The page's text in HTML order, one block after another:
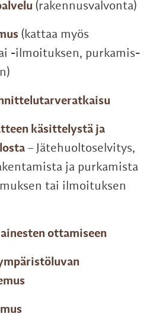
(rakennusvalvonta)
(kattaa myös
-ilmoituksen, purkamis-
käsittelystä ja
– Jätehuoltoselvitys,
ja purkamista
tai ilmoituksen
ottamiseen